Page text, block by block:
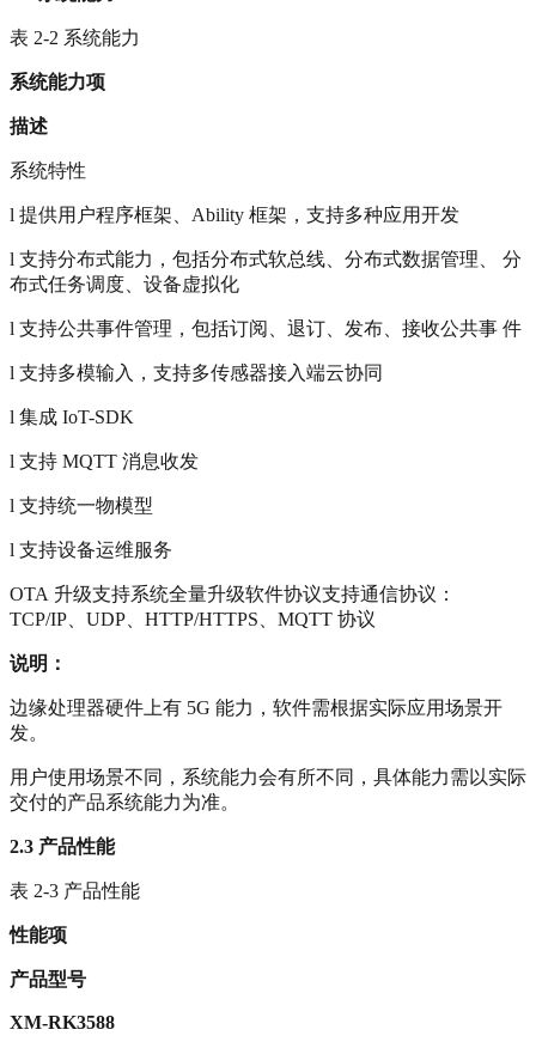
表 2-2 系统能力
系统能力项
描述
系统特性
l 提供用户程序框架、Ability 框架，支持多种应用开发
l 支持分布式能力，包括分布式软总线、分布式数据管理、 分
布式任务调度、设备虚拟化
l 支持公共事件管理，包括订阅、退订、发布、接收公共事 件
l 支持多模输入，支持多传感器接入端云协同
l 集成 IoT-SDK
l 支持 MQTT 消息收发
l 支持统一物模型
l 支持设备运维服务
OTA 升级支持系统全量升级软件协议支持通信协议：
TCP/IP、UDP、HTTP/HTTPS、MQTT 协议
说明：
边缘处理器硬件上有 5G 能力，软件需根据实际应用场景开
发。
用户使用场景不同，系统能力会有所不同，具体能力需以实际
交付的产品系统能力为准。
2.3 产品性能
表 2-3 产品性能
性能项
产品型号
XM-RK3588